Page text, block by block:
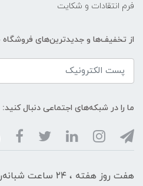
فرم انتقادات و شکایت
از تخفیف‌ها و جدیدترین‌های فروشگاه
ما را در شبکه‌های اجتماعی دنبال کنید:
هفت روز هفته ، ۲۴